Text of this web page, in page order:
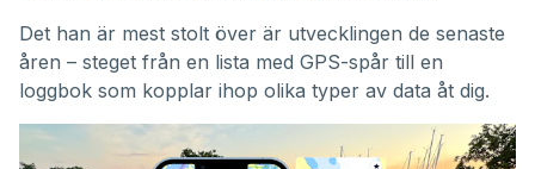
Det han är mest stolt över är utvecklingen de senaste
åren – steget från en lista med GPS-spår till en
loggbok som kopplar ihop olika typer av data åt dig.